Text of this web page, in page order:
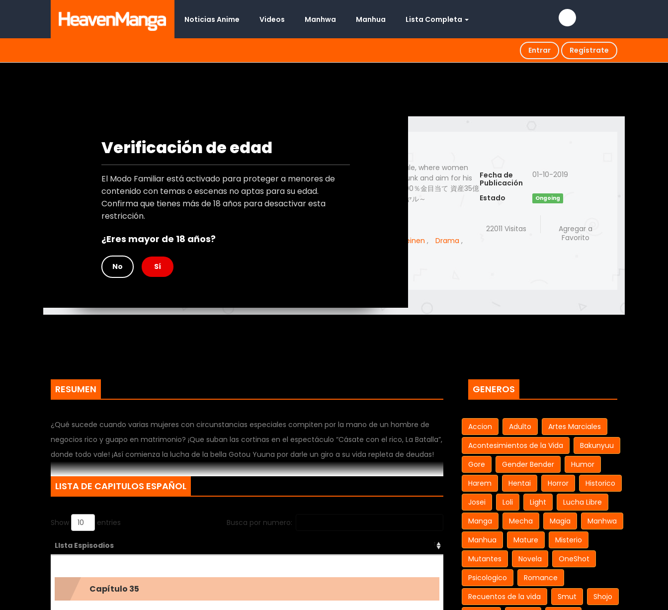
Noticias Anime Videos Manhwa Manhua Lista Completa
Entrar Regístrate
Verificación de edad
El Modo Familiar está activado para proteger a menores de
contenido con temas o escenas no aptas para su edad.
Confirma que tienes más de 18 años para desactivar esta
restricción.
¿Eres mayor de 18 años?
No Sí
Type
Manga
Titulo Alt
Tamarowa ~The "Marry into Riches" Battle Royale, where women
with special circumstances gather around a hunk and aim for his
money with their 100%~, タマロワ, タマロワ ～100％金目当て 資産35億
のイケメンを巡る訳アリ女達の玉の輿バトルロワイヤル～
Desconocido
Generos
Seinen , Drama ,
Fecha de
Publicación
01-10-2019
Estado Ongoing
22011 Visitas
Agregar a
Favorito
RESUMEN
¿Qué sucede cuando varias mujeres con circunstancias especiales compiten por la mano de un hombre de
negocios rico y guapo en matrimonio? ¡Que suban las cortinas en el espectáculo “Cásate con el rico, La Batalla”,
donde todo vale! ¡Así comienza la lucha de la bella Gotou Yuuna por darle un giro a su vida repleta de deudas!
LISTA DE CAPITULOS ESPAÑOL
Show entries Busca por numero:
LIsta Espisodios
Capítulo 35
GENEROS
Accion Adulto
Artes Marciales
Acontesimientos de la Vida
Bakunyuu
Gore
Gender Bender
Humor
Harem
Hentai Horror
Historico
Josei
Loli Light
Lucha Libre
Manga
Mecha Magia
Manhwa
Manhua
Mature
Misterio
Mutantes
Novela
OneShot
Psicologico
Romance
Recuentos de la vida
Smut
Shojo